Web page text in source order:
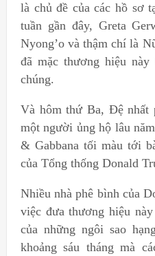
là chủ đề của các hồ sơ
tuần gần đây, Greta
Nyong’o và thậm chí là
đã mặc thương hiệu
chúng.
Và hôm thứ Ba, Đệ nhất
một người ủng hộ lâu
& Gabbana tối màu tới
của Tổng thống Donald
Nhiều nhà phê bình của
việc đưa thương hiệu
của những ngôi sao
khoảng sáu tháng mà